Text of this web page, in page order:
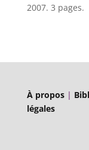
2007. 3 pages.
À propos|
légales